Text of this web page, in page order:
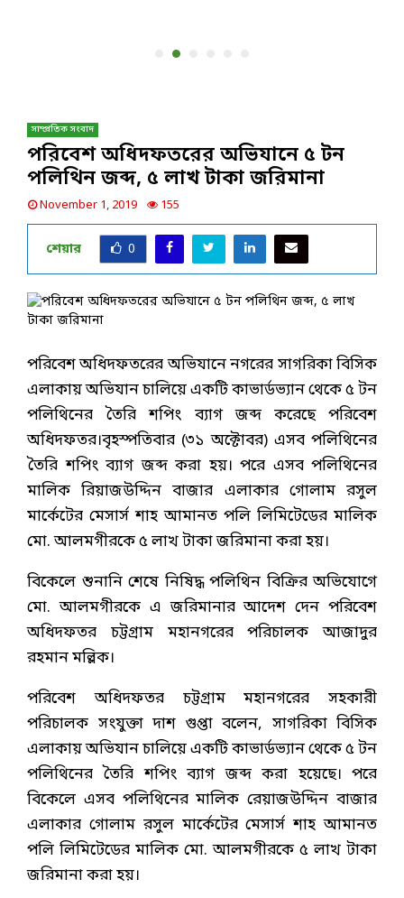
সাম্প্রতিক সংবাদ
পরিবেশ অধিদফতরের অভিযানে ৫ টন
পলিথিন জব্দ, ৫ লাখ টাকা জরিমানা
November 1, 2019 155
শেয়ার 0
পরিবেশ অধিদফতরের অভিযানে নগরের সাগরিকা বিসিক
এলাকায় অভিযান চালিয়ে একটি কাভার্ডভ্যান থেকে ৫ টন
পলিথিনের তৈরি শপিং ব্যাগ জব্দ করেছে পরিবেশ
অধিদফতর।বৃহস্পতিবার (৩১ অক্টোবর) এসব পলিথিনের
তৈরি শপিং ব্যাগ জব্দ করা হয়। পরে এসব পলিথিনের
মালিক রিয়াজউদ্দিন বাজার এলাকার গোলাম রসুল
মার্কেটের মেসার্স শাহ আমানত পলি লিমিটেডের মালিক
মো. আলমগীরকে ৫ লাখ টাকা জরিমানা করা হয়।
বিকেলে শুনানি শেষে নিষিদ্ধ পলিথিন বিক্রির অভিযোগে
মো. আলমগীরকে এ জরিমানার আদেশ দেন পরিবেশ
অধিদফতর চট্টগ্রাম মহানগরের পরিচালক আজাদুর
রহমান মল্লিক।
পরিবেশ অধিদফতর চট্টগ্রাম মহানগরের সহকারী
পরিচালক সংযুক্তা দাশ গুপ্তা বলেন, সাগরিকা বিসিক
এলাকায় অভিযান চালিয়ে একটি কাভার্ডভ্যান থেকে ৫ টন
পলিথিনের তৈরি শপিং ব্যাগ জব্দ করা হয়েছে। পরে
বিকেলে এসব পলিথিনের মালিক রেয়াজউদ্দিন বাজার
এলাকার গোলাম রসুল মার্কেটের মেসার্স শাহ আমানত
পলি লিমিটেডের মালিক মো. আলমগীরকে ৫ লাখ টাকা
জরিমানা করা হয়।